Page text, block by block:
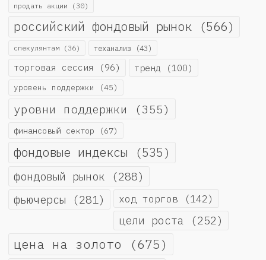
продать акции (30)
российский фондовый рынок (566)
спекулянтам (36) теханализ (43)
торговая сессия (96) тренд (100)
уровень поддержки (45)
уровни поддержки (355)
финансовый сектор (67)
фондовые индексы (535)
фондовый рынок (288)
фьючерсы (281) ход торгов (142)
цели роста (252)
цена на золото (675)